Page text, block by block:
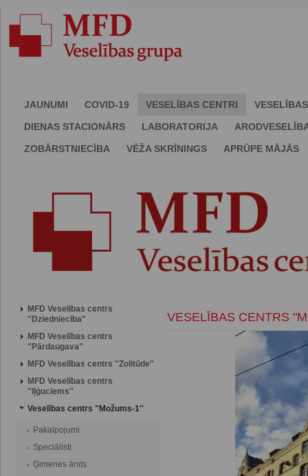
JAUNUMI COVID-19 VESELĪBAS CENTRI
DIENAS STACIONĀRS
LABORATORIJA
ZOBĀRSTNIECĪBA
VĒŽA SKRĪNINGS APRŪPE MĀJĀS
MFD Veselības centrs
"Dziedniecība"
MFD Veselības centrs
"Pārdaugava"
MFD Veselības centrs ''Zolitūde''
MFD Veselības centrs
''Iļģuciems''
Veselības centrs "Možums-1''
Pakalpojumi
Speciālisti
Ģimenes ārsts
VESELĪBAS CENTRS